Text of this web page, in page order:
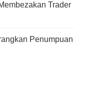
Trader
Penumpuan